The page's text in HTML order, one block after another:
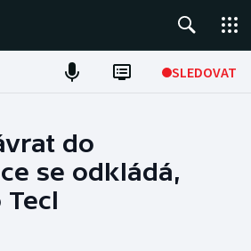
SLEDOVAT
do
se odkládá,